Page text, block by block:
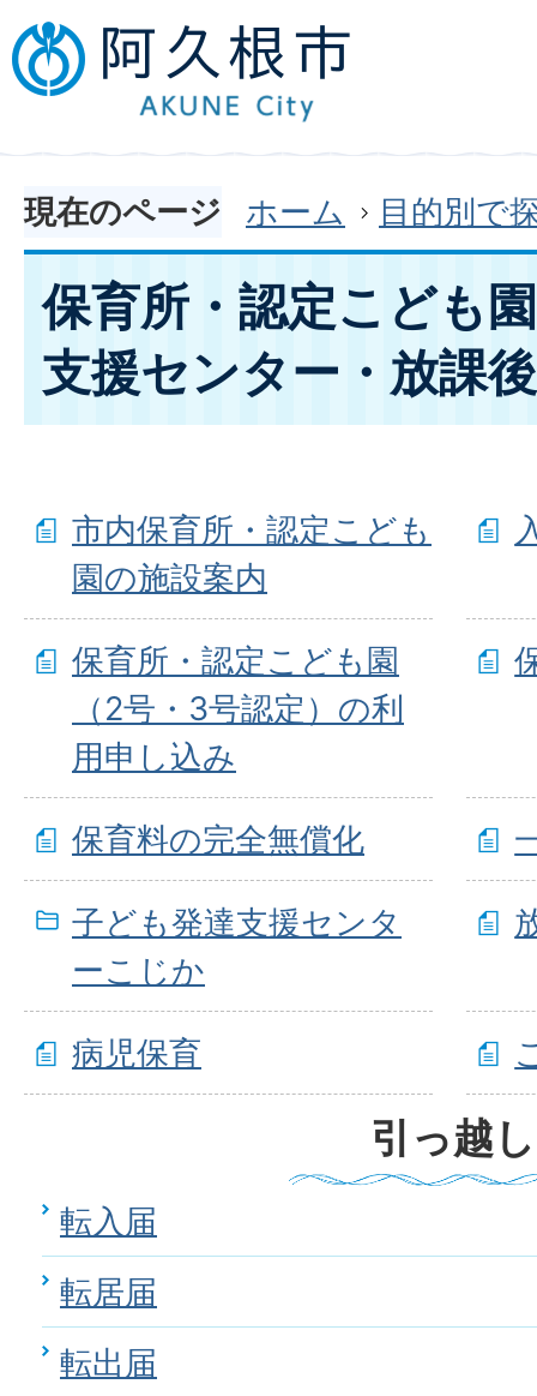
現在のページ ホーム 目的別で
保育所・認定こども
支援センター・放課
市内保育所・認定こども
園の施設案内
保育所・認定こども園
（2号・3号認定）の利
用申し込み
保育料の完全無償化
子ども発達支援センタ
ーこじか
病児保育
引っ越し
転入届
転居届
転出届